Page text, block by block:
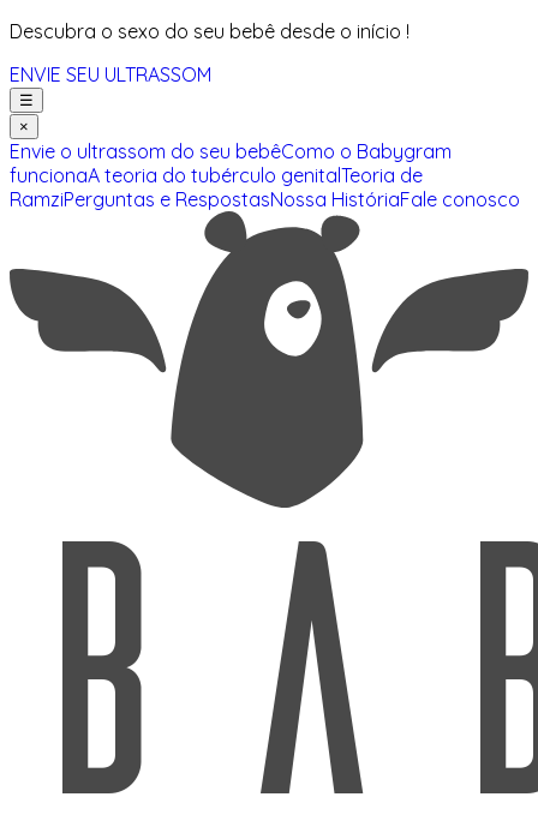
Descubra o sexo do seu bebê desde o início !
ENVIE SEU ULTRASSOM
☰
×
Envie o ultrassom do seu bebêComo o Babygram
funcionaA teoria do tubérculo genitalTeoria de
RamziPerguntas e RespostasNossa HistóriaFale conosco